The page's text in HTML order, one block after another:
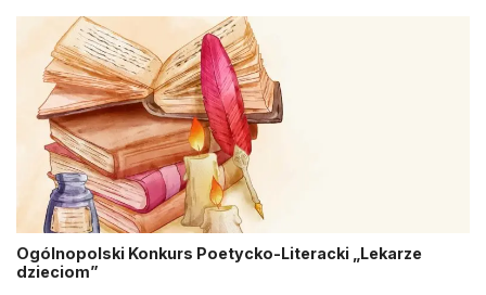
Ogólnopolski Konkurs Poetycko-Literacki „Lekarze
dzieciom”